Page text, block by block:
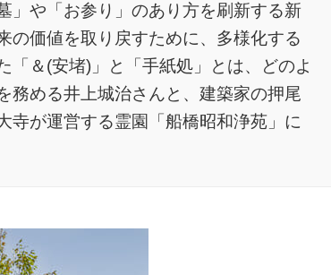
」や「お参り」のあり方を刷新する新
の価値を取り戻すために、多様化する
＆(安堵)」と「手紙処」とは、どのよ
務める井上城治さんと、建築家の押尾
寺が運営する霊園「船橋昭和浄苑」に